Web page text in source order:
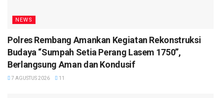
NEWS
Polres Rembang Amankan Kegiatan Rekonstruksi
Budaya “Sumpah Setia Perang Lasem 1750”,
Berlangsung Aman dan Kondusif
7 AGUSTUS 2026 11